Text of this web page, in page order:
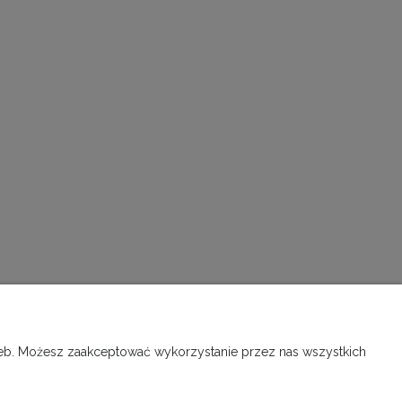
O firmie, kontakt
Możesz zaakceptować wykorzystanie przez nas wszystkich